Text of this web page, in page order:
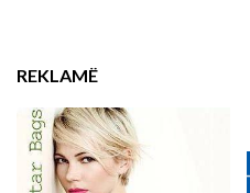
REKLAMË